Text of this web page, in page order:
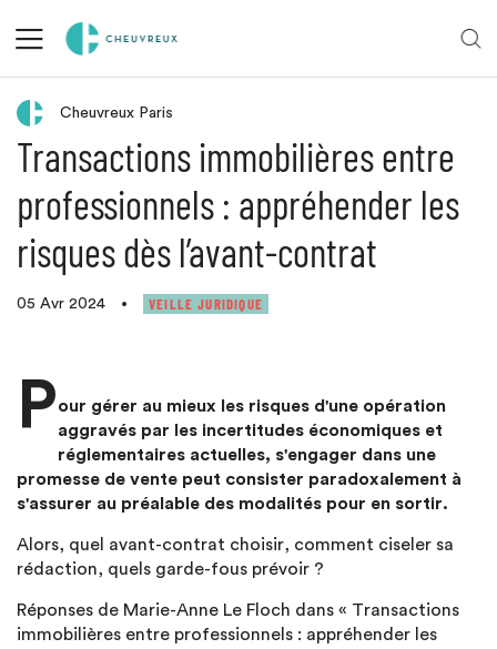
Retour aux actualités
Cheuvreux Paris
Transactions immobilières entre
professionnels : appréhender les
risques dès l’avant-contrat
05 Avr 2024 • VEILLE JURIDIQUE
Pour gérer au mieux les risques d'une opération
aggravés par les incertitudes économiques et
réglementaires actuelles, s'engager dans une
promesse de vente peut consister paradoxalement à
s'assurer au préalable des modalités pour en sortir.
Alors, quel avant-contrat choisir, comment ciseler sa
rédaction, quels garde-fous prévoir ?
Réponses de Marie-Anne Le Floch dans « Transactions
immobilières entre professionnels : appréhender les